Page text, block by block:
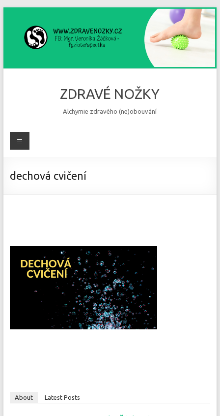
content
ZDRAVÉ NOŽKY
Alchymie zdravého (ne)obouvání
Menu
dechová cvičení
About Latest Posts